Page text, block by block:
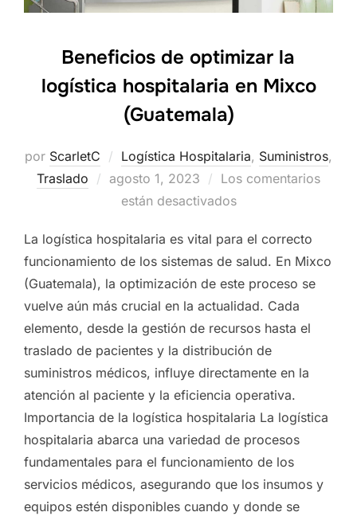
Beneficios de optimizar la
logística hospitalaria en Mixco
(Guatemala)
por ScarletC Logística Hospitalaria, Suministros,
Traslado
Publicado
agosto 1, 2023
Los comentarios
están desactivados
La logística hospitalaria es vital para el correcto
funcionamiento de los sistemas de salud. En Mixco
(Guatemala), la optimización de este proceso se
vuelve aún más crucial en la actualidad. Cada
elemento, desde la gestión de recursos hasta el
traslado de pacientes y la distribución de
suministros médicos, influye directamente en la
atención al paciente y la eficiencia operativa.
Importancia de la logística hospitalaria La logística
hospitalaria abarca una variedad de procesos
fundamentales para el funcionamiento de los
servicios médicos, asegurando que los insumos y
equipos estén disponibles cuando y donde se